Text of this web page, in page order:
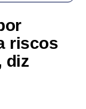
riscos
diz